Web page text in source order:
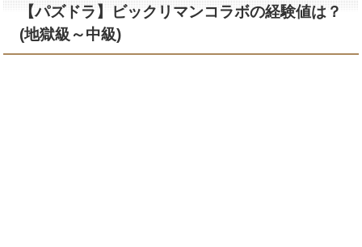
【パズドラ】ビックリマンコラボの経験値は？
(地獄級～中級)